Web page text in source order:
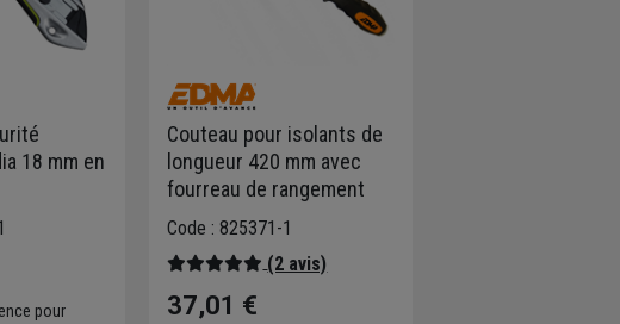
18 mm en
pour
Couteau pour isolants de
longueur 420 mm avec
fourreau de rangement
Code : 825371-1
(2 avis)
37,01 €